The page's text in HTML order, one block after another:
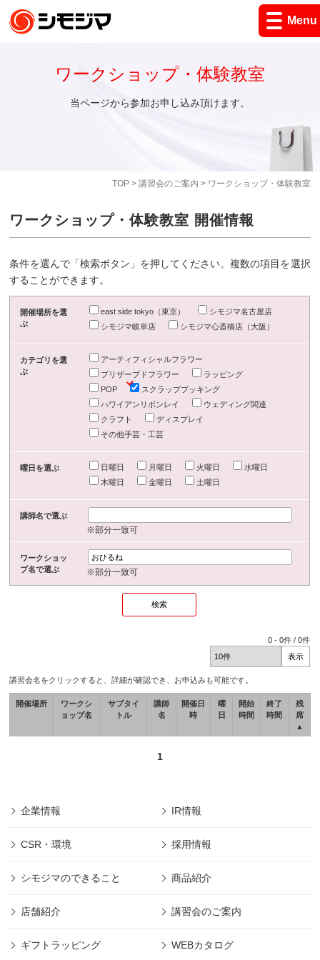
Menu
TOP> 講習会のご案内 > ワークショップ・体験教室
ワークショップ・体験教室
当ページから参加お申し込み頂けます。
ワークショップ・体験教室 開催情報
条件を選んで「検索ボタン」を押してください。複数の項目を選択
することができます。
開催場所を選
ぶ
east side tokyo（東京）
シモジマ名古屋店
シモジマ岐阜店
シモジマ心斎橋店（大阪）
カテゴリを選
ぶ
アーティフィシャルフラワー
プリザーブドフラワー
ラッピング
POP
スクラップブッキング
ハワイアンリボンレイ
ウェディング関連
クラフト
ディスプレイ
その他手芸・工芸
曜日を選ぶ 日曜日 月曜日 火曜日
水曜日
木曜日
金曜日 土曜日
講師名で選ぶ
※部分一致可
ワークショッ
プ名で選ぶ
※部分一致可
0 -0件 /0件
講習会名をクリックすると、詳細が確認でき、お申込みも可能です。
開催場所
ワークシ
ョップ名
サブタイ
トル
講師
名
開催日
時
曜
日
開始
時間
終了
時間
残
席
▲
1
企業情報 IR情報
CSR・環境 採用情報
シモジマのできること 商品紹介
店舗紹介 講習会のご案内
ギフトラッピング WEBカタログ